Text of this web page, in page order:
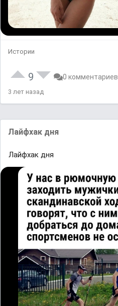
Истории
9 0 комментариев
3 лет назад
Лайфхак дня
Лайфхак дня